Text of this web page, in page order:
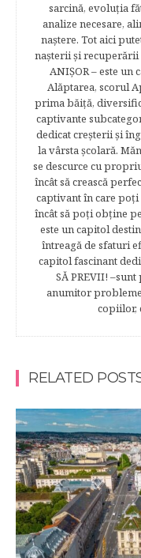
sarcină, evoluţia
analize necesare,
naştere. Tot aici
naşterii şi recuperării
ANIŞOR – este
Alăptarea, scorul
prima băiţă,
captivante
dedicat creşterii şi
la vârsta şcolară.
se descurce cu
încât să crească
captivant în care
încât să poţi obţine
este un capitol
întreagă de sfaturi
capitol fascinant
SĂ PREVII!
anumitor
copiilor,
RELATED